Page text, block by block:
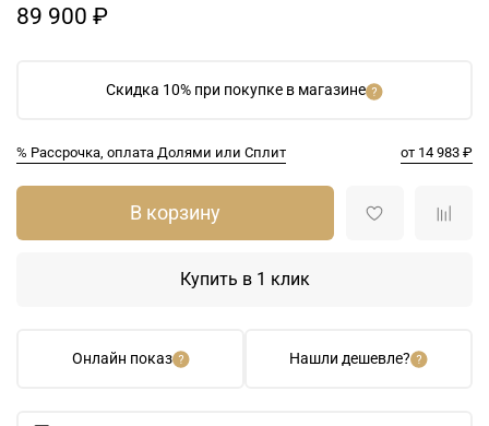
Скидка 10% при покупке в магазине
% Рассрочка, оплата Долями или Сплит от 14 983 ₽
89 900 ₽
Онлайн показ Нашли дешевле?
В корзину
Купить в 1 клик